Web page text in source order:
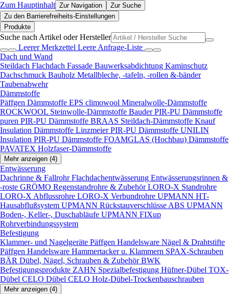
Zum Hauptinhalt Zur Navigation
Zur Suche
Zu den Barrierefreiheits-Einstellungen
Produkte
Suche nach Artikel oder Hersteller
Leerer Merkzettel Leere Anfrage-Liste
Dach und Wand
Steildach Flachdach Fassade Bauwerksabdichtung Kaminschutz
Dachschmuck Bauholz Metallbleche, -tafeln, -rollen &-bänder
Taubenabwehr
Dämmstoffe
Päffgen Dämmstoffe EPS climowool Mineralwolle-Dämmstoffe
ROCKWOOL Steinwolle-Dämmstoffe Bauder PIR-PU Dämmstoffe
puren PIR-PU Dämmstoffe BRAAS Steildach-Dämmstoffe Knauf
Insulation Dämmstoffe Linzmeier PIR-PU Dämmstoffe UNILIN
Insulation PIR-PU Dämmstoffe FOAMGLAS (Hochbau) Dämmstoffe
PAVATEX Holzfaser-Dämmstoffe
Mehr anzeigen (4)
Entwässerung
Dachrinne & FallrohrFlachdachentwässerung Entwässerungsrinnen &
-roste GRÖMO Regenstandrohre & ZubehörLORO-X Standrohre
LORO-X Abflussrohre LORO-X Verbundrohre UPMANN HT-
Hausabflußsystem UPMANN Rückstauverschlüsse ABS UPMANN
Boden-, Keller-, Duschabläufe UPMANN FIXup
Rohrverbindungssystem
Befestigung
Klammer- und Nagelgeräte Päffgen Handelsware Nägel & Drahtstifte
Päffgen Handelsware Hammertacker u. Klammern SPAX-Schrauben
BÄR Dübel, Nägel, Schrauben & ZubehörBWK
Befestigungsprodukte ZAHN Spezialbefestigung Hüfner-Dübel TOX-
Dübel CELO Dübel CELO Holz-Dübel-Trockenbauschrauben
Mehr anzeigen (4)